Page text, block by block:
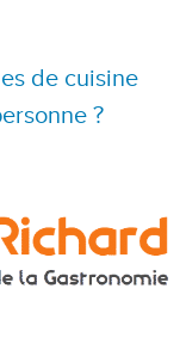
de cuisine
?